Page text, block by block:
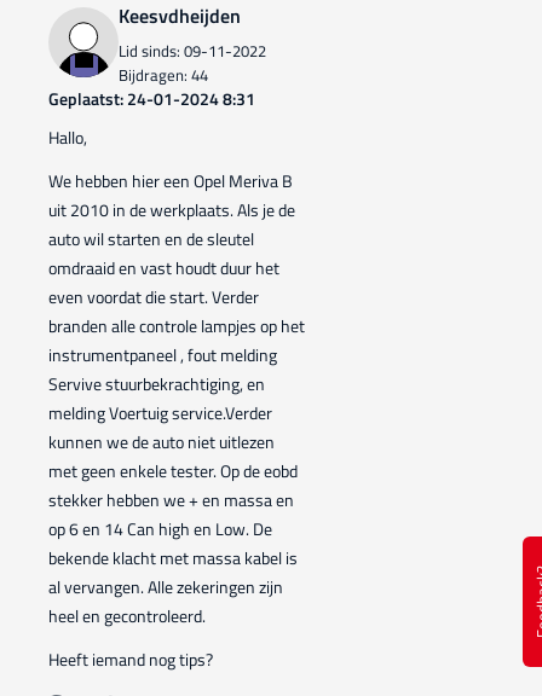
Keesvdheijden
Lid sinds: 09-11-2022
Bijdragen: 44
Geplaatst: 24-01-2024 8:31
Hallo,
We hebben hier een Opel Meriva B
uit 2010 in de werkplaats. Als je de
auto wil starten en de sleutel
omdraaid en vast houdt duur het
even voordat die start. Verder
branden alle controle lampjes op het
instrumentpaneel , fout melding
Servive stuurbekrachtiging, en
melding Voertuig service.Verder
kunnen we de auto niet uitlezen
met geen enkele tester. Op de eobd
stekker hebben we + en massa en
op 6 en 14 Can high en Low. De
bekende klacht met massa kabel is
al vervangen. Alle zekeringen zijn
heel en gecontroleerd.
Heeft iemand nog tips?